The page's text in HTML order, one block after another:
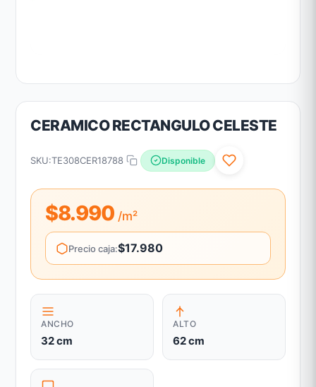
CERAMICO RECTANGULO CELESTE
SKU:TE308CER18788 Disponible
$8.990 /m²
Precio caja:$17.980
ANCHO
32 cm
ALTO
62 cm